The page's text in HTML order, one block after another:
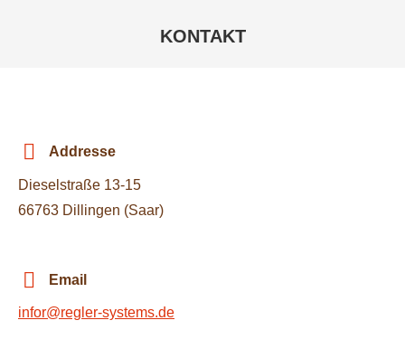
KONTAKT
Addresse
Dieselstraße 13-15
66763 Dillingen (Saar)
Email
infor@regler-systems.de